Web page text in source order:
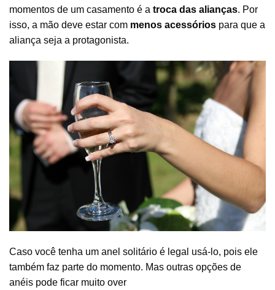
momentos de um casamento é a troca das alianças. Por
isso, a mão deve estar com menos acessórios para que a
aliança seja a protagonista.
Caso você tenha um anel solitário é legal usá-lo, pois ele
também faz parte do momento. Mas outras opções de
anéis pode ficar muito over